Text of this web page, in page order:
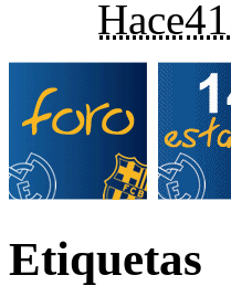
Hace
Etiquetas